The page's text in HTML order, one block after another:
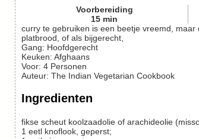
Voorbereiding
15 min
curry te gebruiken is een beetje vreemd,
platbrood, of als bijgerecht,
Gang: Hoofdgerecht
Keuken: Afghaans
Voor: 4 Personen
Auteur: The Indian Vegetarian Cookbook
Ingredienten
fikse scheut koolzaadolie of arachideolie
1 eetl knoflook, geperst;